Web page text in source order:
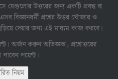
উত্তরের জন্য একটি প্রবন্ধ বা
বিজ্ঞানধর্মী প্রশ্নের উত্তর খোঁজার ও
দেয়ার জন্য এই মাধ্যম কাজ করবে।
অর্জন করুন অভিজ্ঞতা, প্রশ্নোত্তরের
পয়েন্ট।
নিয়ম